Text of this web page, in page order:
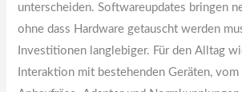
unterscheiden. Softwareupdates bringen
ohne dass Hardware getauscht werden
Investitionen langlebiger. Für den Alltag
Interaktion mit bestehenden Geräten,